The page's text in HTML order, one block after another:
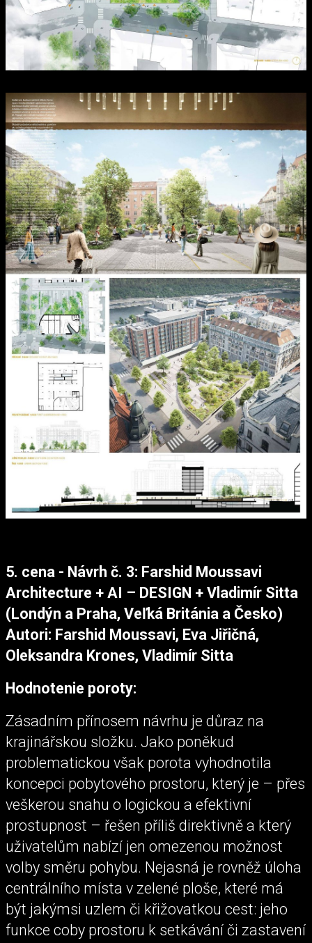
5. cena - Návrh č. 3: Farshid Moussavi
Architecture + AI – DESIGN + Vladimír Sitta
(Londýn a Praha, Veľká Británia a Česko)
Autori: Farshid Moussavi, Eva Jiřičná,
Oleksandra Krones, Vladimír Sitta
Hodnotenie poroty:
Zásadním přínosem návrhu je důraz na
krajinářskou složku. Jako poněkud
problematickou však porota vyhodnotila
koncepci pobytového prostoru, který je – přes
veškerou snahu o logickou a efektivní
prostupnost – řešen příliš direktivně a který
uživatelům nabízí jen omezenou možnost
volby směru pohybu. Nejasná je rovněž úloha
centrálního místa v zelené ploše, které má
být jakýmsi uzlem či křižovatkou cest: jeho
funkce coby prostoru k setkávání či zastavení